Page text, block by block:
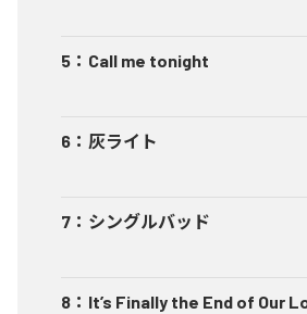
5 ： Call me tonight
6 ： 灰ライト
7 ： シングルバッド
8 ： It’s Finally the End of Our